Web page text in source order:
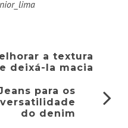
a textura
deixá-la macia
para os
do denim